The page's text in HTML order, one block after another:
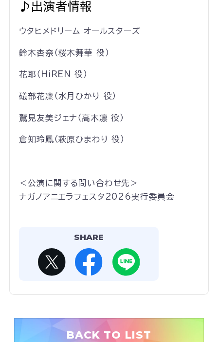
♪出演者情報
ウタヒメドリーム オールスターズ
鈴木杏奈（桜木舞華 役）
花耶（HiREN 役）
礒部花凜（水月ひかり 役）
鷲見友美ジェナ（高木凛 役）
倉知玲鳳（萩原ひまわり 役）
＜公演に関する問い合わせ先＞
ナガノアニエラフェスタ2026実行委員会
SHARE
BACK TO LIST